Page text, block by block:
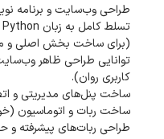
طراحی وب‌سایت و برنامه
(برای ساخت بخش اصلی و
کاربری روان).
ساخت پنل‌های مدیریتی و
ساخت ربات و اتوماسیون
طراحی ربات‌های پیشرفته و